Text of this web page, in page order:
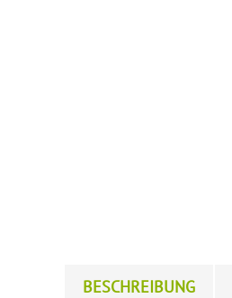
BESCHREIBUNG